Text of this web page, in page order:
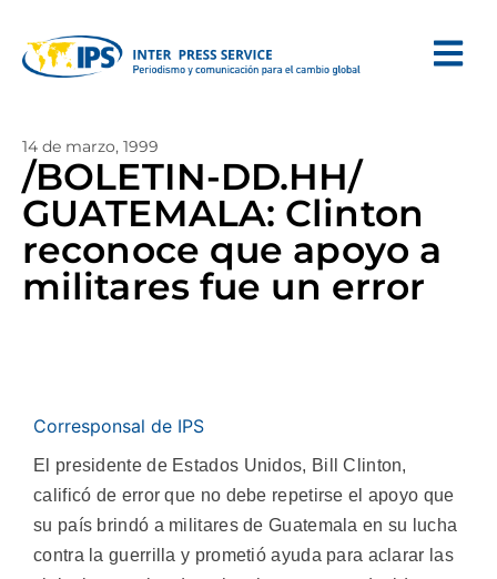
14 de marzo, 1999
/BOLETIN-DD.HH/
GUATEMALA: Clinton
reconoce que apoyo a
militares fue un error
Corresponsal de IPS
El presidente de Estados Unidos, Bill Clinton,
calificó de error que no debe repetirse el apoyo que
su país brindó a militares de Guatemala en su lucha
contra la guerrilla y prometió ayuda para aclarar las